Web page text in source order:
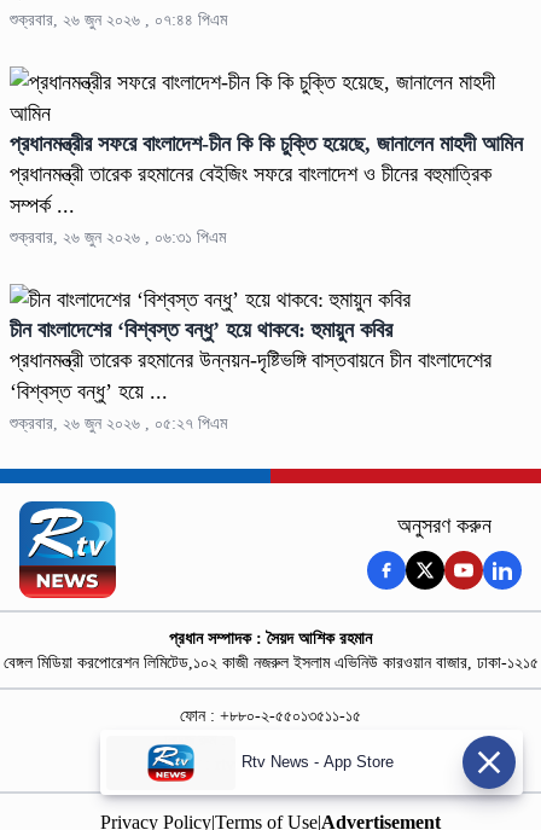
শুক্রবার, ২৬ জুন ২০২৬ , ০৭:৪৪ পিএম
প্রধানমন্ত্রীর সফরে বাংলাদেশ-চীন কি কি চুক্তি হয়েছে, জানালেন মাহদী আমিন
প্রধানমন্ত্রী তারেক রহমানের বেইজিং সফরে বাংলাদেশ ও চীনের বহুমাত্রিক
সম্পর্ক ...
শুক্রবার, ২৬ জুন ২০২৬ , ০৬:৩১ পিএম
চীন বাংলাদেশের ‘বিশ্বস্ত বন্ধু’ হয়ে থাকবে: হুমায়ুন কবির
প্রধানমন্ত্রী তারেক রহমানের উন্নয়ন-দৃষ্টিভঙ্গি বাস্তবায়নে চীন বাংলাদেশের
‘বিশ্বস্ত বন্ধু’ হয়ে ...
শুক্রবার, ২৬ জুন ২০২৬ , ০৫:২৭ পিএম
অনুসরণ করুন
প্রধান সম্পাদক : সৈয়দ আশিক রহমান
বেঙ্গল মিডিয়া করপোরেশন লিমিটেড,১০২ কাজী নজরুল ইসলাম এভিনিউ কারওয়ান বাজার, ঢাকা-১২১৫
ফোন : +৮৮০-২-৫৫০১৩৫১১-১৫
নিউজ রুম : +৮৮০-১৮৭৮১৮৪৩৬৯-৭০
বিজ্ঞাপন :
rtvdigitalad@gmail.com
Privacy Policy|Terms of Use|Advertisement
Rtv News - App Store